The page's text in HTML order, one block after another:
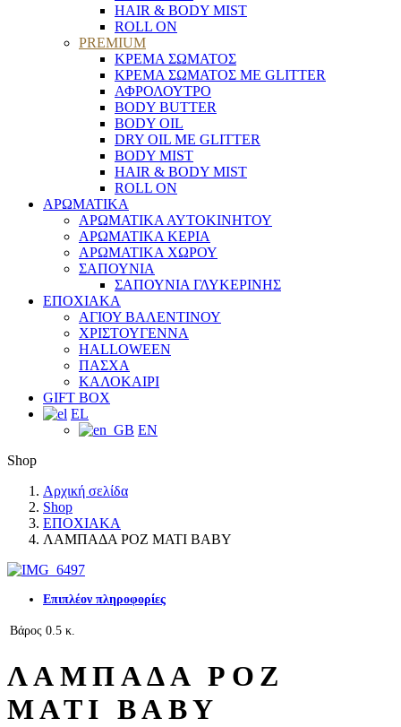
HAIR & BODY MIST
ROLL ON
PREMIUM
ΚΡΕΜΑ ΣΩΜΑΤΟΣ
ΚΡΕΜΑ ΣΩΜΑΤΟΣ ΜΕ GLITTER
ΑΦΡΟΛΟΥΤΡΟ
BODY BUTTER
BODY OIL
DRY OIL ΜΕ GLITTER
BODY MIST
HAIR & BODY MIST
ROLL ON
ΑΡΩΜΑΤΙΚΑ
ΑΡΩΜΑΤΙΚΑ ΑΥΤΟΚΙΝΗΤΟΥ
ΑΡΩΜΑΤΙΚΑ ΚΕΡΙΑ
ΑΡΩΜΑΤΙΚΑ ΧΩΡΟΥ
ΣΑΠΟΥΝΙΑ
ΣΑΠΟΥΝΙΑ ΓΛΥΚΕΡΙΝΗΣ
ΕΠΟΧΙΑΚΑ
ΑΓΙΟΥ ΒΑΛΕΝΤΙΝΟΥ
ΧΡΙΣΤΟΥΓΕΝΝΑ
HALLOWEEN
ΠΑΣΧΑ
ΚΑΛΟΚΑΙΡΙ
GIFT BOX
EL
EN
Shop
Αρχική σελίδα
Shop
ΕΠΟΧΙΑΚΑ
ΛΑΜΠΑΔΑ ΡΟΖ ΜΑΤΙ BABY
Επιπλέον πληροφορίες
Βάρος 0.5 κ.
ΛΑΜΠΑΔΑ ΡΟΖ
ΜΑΤΙ BABY